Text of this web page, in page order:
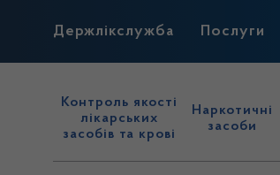
Держлікслужба Послуги
Контроль якості
лікарських
засобів та крові
Наркотичні
засоби